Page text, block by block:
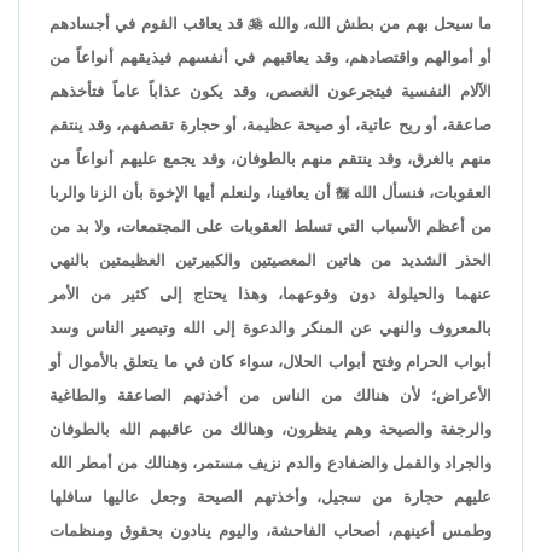
ما سيحل بهم من بطش الله، واللهقد يعاقب القوم في أجسادهم
أو أموالهم واقتصادهم، وقد يعاقبهم في أنفسهم فيذيقهم أنواعاً من
الآلام النفسية فيتجرعون الغصص، وقد يكون عذاباً عاماً فتأخذهم
صاعقة، أو ريح عاتية، أو صيحة عظيمة، أو حجارة تقصفهم، وقد ينتقم
منهم بالغرق، وقد ينتقم منهم بالطوفان، وقد يجمع عليهم أنواعاً من
العقوبات، فنسأل الله أن يعافينا، ولنعلم أيها الإخوة بأن الزنا والربا
من أعظم الأسباب التي تسلط العقوبات على المجتمعات، ولا بد من
الحذر الشديد من هاتين المعصيتين والكبيرتين العظيمتين بالنهي
عنهما والحيلولة دون وقوعهما، وهذا يحتاج إلى كثير من الأمر
بالمعروف والنهي عن المنكر والدعوة إلى الله وتبصير الناس وسد
أبواب الحرام وفتح أبواب الحلال، سواء كان في ما يتعلق بالأموال أو
الأعراض؛ لأن هنالك من الناس من أخذتهم الصاعقة والطاغية
والرجفة والصيحة وهم ينظرون، وهنالك من عاقبهم الله بالطوفان
والجراد والقمل والضفادع والدم نزيف مستمر، وهنالك من أمطر الله
عليهم حجارة من سجيل، وأخذتهم الصيحة وجعل عاليها سافلها
وطمس أعينهم، أصحاب الفاحشة، واليوم ينادون بحقوق ومنظمات